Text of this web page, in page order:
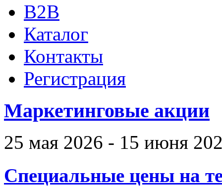
B2B
Каталог
Контакты
Регистрация
Маркетинговые акции
25 мая 2026 - 15 июня
Специальные цены на